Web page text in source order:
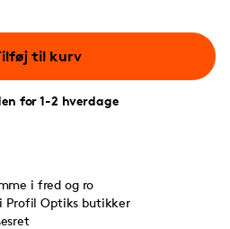
til kurv
for 1-2 hverdage
i fred og ro
Profil Optiks butikker